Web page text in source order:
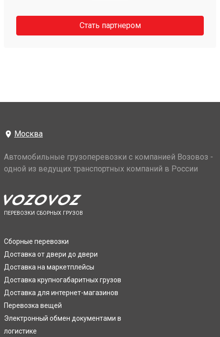
Стать партнером
Москва
Автомобильные грузоперевозки с компанией Возовоз -
одной из ведущих транспортных компаний в России
ПЕРЕВОЗКИ СБОРНЫХ ГРУЗОВ
Сборные перевозки
Доставка от двери до двери
Доставка на маркетплейсы
Доставка крупногабаритных грузов
Доставка для интернет-магазинов
Перевозка вещей
Электронный обмен документами в
логистике